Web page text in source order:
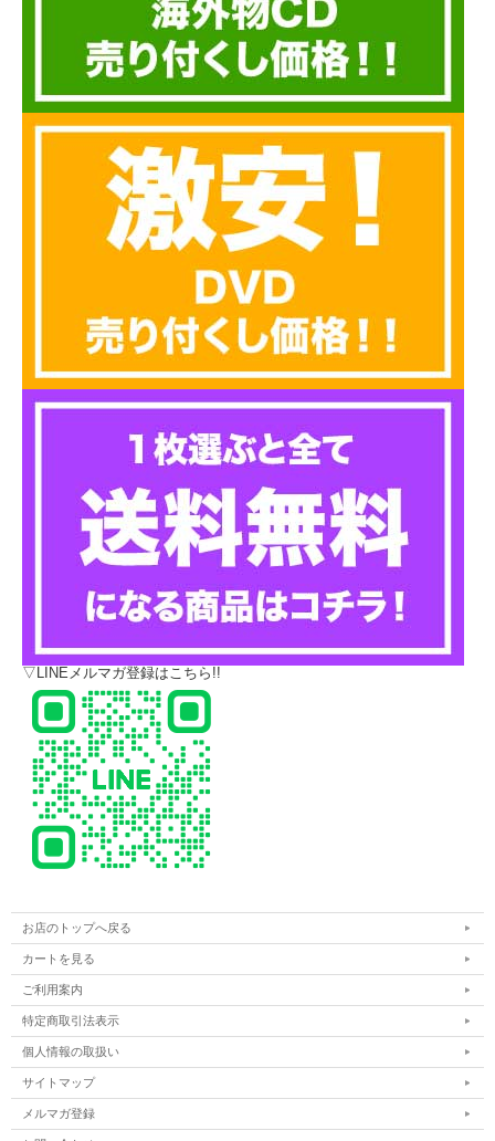
▽LINEメルマガ登録はこちら!!
お店のトップへ戻る
カートを見る
ご利用案内
特定商取引法表示
個人情報の取扱い
サイトマップ
メルマガ登録